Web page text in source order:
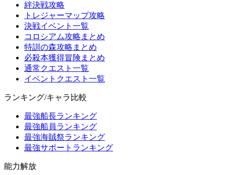
絆決戦攻略
トレジャーマップ攻略
決戦イベント一覧
コロシアム攻略まとめ
特訓の森攻略まとめ
必殺本獲得冒険まとめ
通常クエスト一覧
イベントクエスト一覧
ランキング/キャラ比較
最強船長ランキング
最強船員ランキング
最強海賊祭ランキング
最強サポートランキング
能力解放